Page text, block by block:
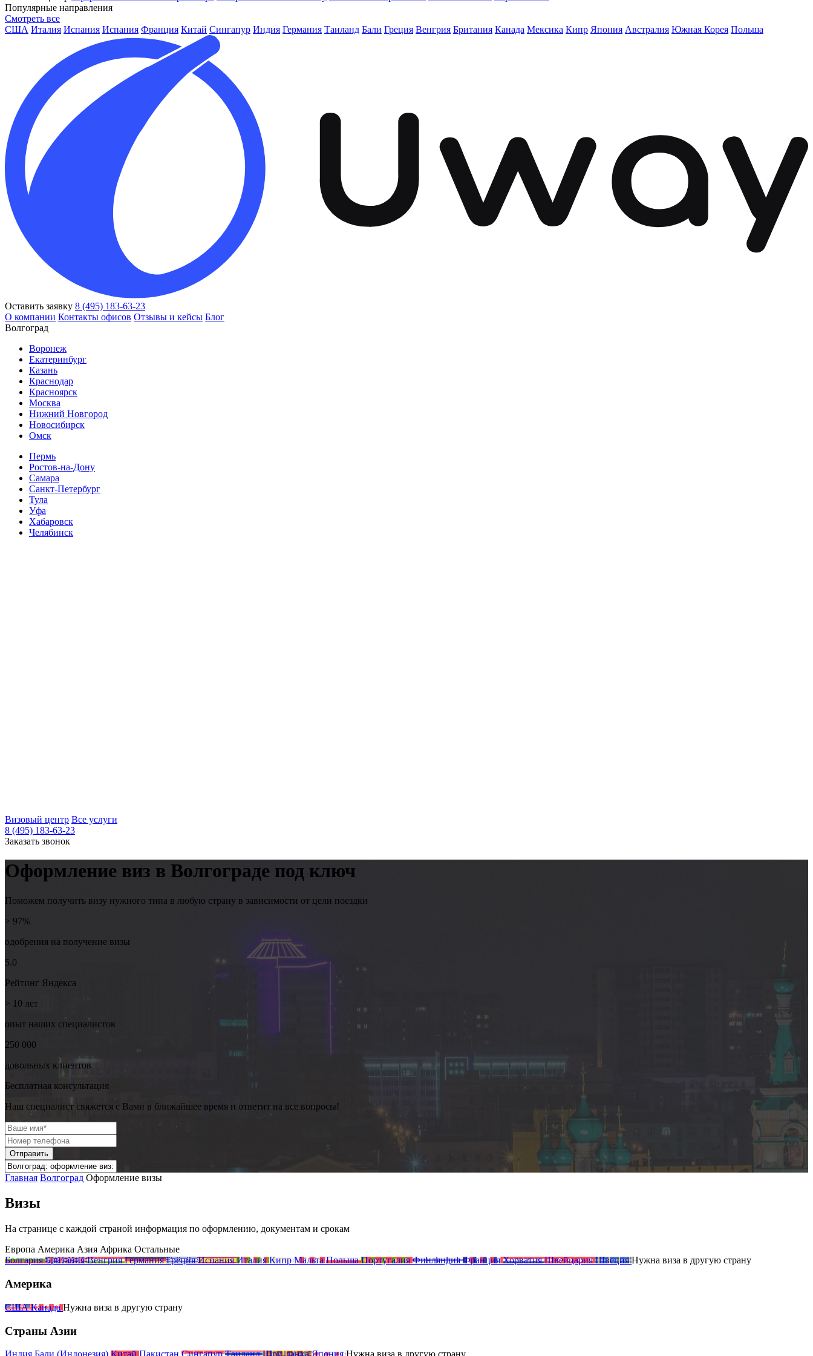
Популярные направления
Смотреть все
США Италия Испания Испания Франция Китай Сингапур Индия Германия Таиланд Бали Греция Венгрия Британия Канада Мексика Кипр Япония Австралия Южная Корея Польша
Оставить заявку 8 (495) 183-63-23
О компании Контакты офисов Отзывы и кейсы Блог
Волгоград
Воронеж
Екатеринбург
Казань
Краснодар
Красноярск
Москва
Нижний Новгород
Новосибирск
Омск
Пермь
Ростов-на-Дону
Самара
Санкт-Петербург
Тула
Уфа
Хабаровск
Челябинск
Визовый центр Все услуги
8 (495) 183-63-23
Заказать звонок
Оформление виз в Волгограде под ключ
Поможем получить визу нужного типа в любую страну в зависимости от цели поездки
> 97%
одобрения на получение визы
5.0
Рейтинг Яндекса
> 10 лет
опыт наших специалистов
250 000
довольных клиентов
Бесплатная консультация
Наш специалист свяжется с Вами в ближайшее время и ответит на все вопросы!
Отправить
Главная Волгоград Оформление визы
Визы
На странице с каждой страной информация по оформлению, документам и срокам
Европа Америка Азия Африка Остальные
Болгария Британия Венгрия Германия Греция Испания Италия Кипр Мальта Польша Португалия Финляндия Франция Хорватия Швейцария Швеция Нужна виза в другую страну
Америка
США Канада Нужна виза в другую страну
Страны Азии